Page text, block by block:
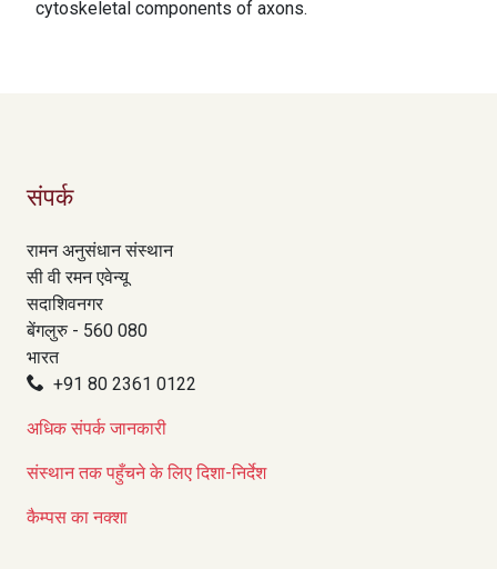
cytoskeletal components of axons.
संपर्क
रामन अनुसंधान संस्थान
सी वी रमन एवेन्यू
सदाशिवनगर
बेंगलुरु - 560 080
भारत
+91 80 2361 0122
अधिक संपर्क जानकारी
संस्थान तक पहुँचने के लिए दिशा-निर्देश
कैम्पस का नक्शा